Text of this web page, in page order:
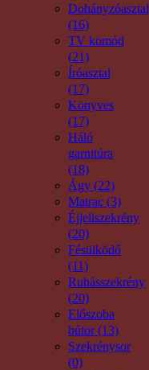
Dohányzóasztal
(16)
TV komód
(21)
Íróasztal
(17)
Könyves
(17)
Háló
garnitúra
(18)
Ágy (22)
Matrac (3)
Éjjeliszekrény
(20)
Fésülködő
(11)
Ruhásszekrény
(20)
Előszoba
bútor (13)
Szekrénysor
(0)